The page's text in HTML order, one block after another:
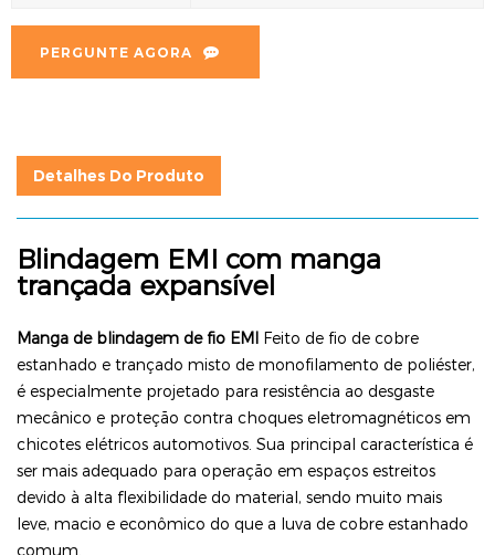
PERGUNTE AGORA
Detalhes Do Produto
Blindagem EMI com manga
trançada expansível
Manga de blindagem de fio EMI Feito de fio de cobre
estanhado e trançado misto de monofilamento de poliéster,
é especialmente projetado para resistência ao desgaste
mecânico e proteção contra choques eletromagnéticos em
chicotes elétricos automotivos. Sua principal característica é
ser mais adequado para operação em espaços estreitos
devido à alta flexibilidade do material, sendo muito mais
leve, macio e econômico do que a luva de cobre estanhado
comum.